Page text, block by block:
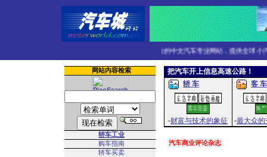
面向大众的中文汽车专业网站，提供全球小汽
网站内容检索
轿车工业
购车指南
轿车买卖
把汽车开上信息高速公路！
轿 车
客 车
-财富与技术的象征 -最大众的
汽车商业评论杂志